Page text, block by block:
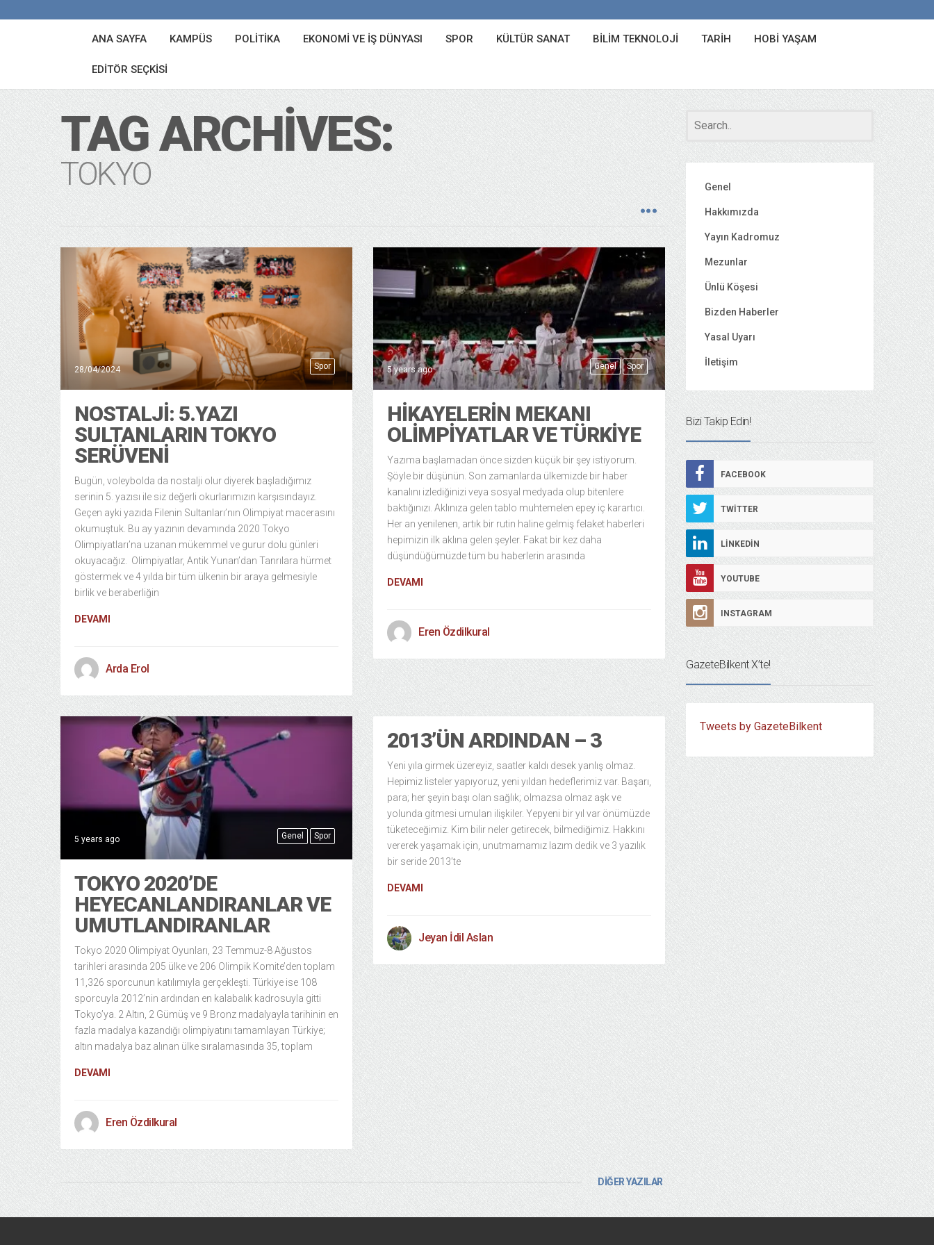
ANA SAYFA KAMPÜS POLITIKA EKONOMI VE İŞ DÜNYASI SPOR KÜLTÜR SANAT BILIM TEKNOLOJI TARIH HOBI YAŞAM
EDITÖR SEÇKISI
TAG ARCHIVES:
TOKYO
Spor
28/04/2024
NOSTALJİ: 5.YAZI
SULTANLARIN TOKYO
SERÜVENİ
Bugün, voleybolda da nostalji olur diyerek başladığımız
serinin 5. yazısı ile siz değerli okurlarımızın karşısındayız.
Geçen ayki yazıda Filenin Sultanları’nın Olimpiyat macerasını
okumuştuk. Bu ay yazının devamında 2020 Tokyo
Olimpiyatları’na uzanan mükemmel ve gurur dolu günleri
okuyacağız. Olimpiyatlar, Antik Yunan’dan Tanrılara hürmet
göstermek ve 4 yılda bir tüm ülkenin bir araya gelmesiyle
birlik ve beraberliğin
DEVAMI
Arda Erol
Genel Spor
5 years ago
HIKAYELERIN MEKANI
OLIMPIYATLAR VE TÜRKIYE
Yazıma başlamadan önce sizden küçük bir şey istiyorum.
Şöyle bir düşünün. Son zamanlarda ülkemizde bir haber
kanalını izlediğinizi veya sosyal medyada olup bitenlere
baktığınızı. Aklınıza gelen tablo muhtemelen epey iç karartıcı.
Her an yenilenen, artık bir rutin haline gelmiş felaket haberleri
hepimizin ilk aklına gelen şeyler. Fakat bir kez daha
düşündüğümüzde tüm bu haberlerin arasında
DEVAMI
Eren Özdilkural
Genel Spor
5 years ago
TOKYO 2020’DE
HEYECANLANDIRANLAR VE
UMUTLANDIRANLAR
Tokyo 2020 Olimpiyat Oyunları, 23 Temmuz-8 Ağustos
tarihleri arasında 205 ülke ve 206 Olimpik Komite’den toplam
11,326 sporcunun katılımıyla gerçekleşti. Türkiye ise 108
sporcuyla 2012’nin ardından en kalabalık kadrosuyla gitti
Tokyo’ya. 2 Altın, 2 Gümüş ve 9 Bronz madalyayla tarihinin en
fazla madalya kazandığı olimpiyatını tamamlayan Türkiye;
altın madalya baz alınan ülke sıralamasında 35, toplam
DEVAMI
Eren Özdilkural
2013’ÜN ARDINDAN – 3
Yeni yıla girmek üzereyiz, saatler kaldı desek yanlış olmaz.
Hepimiz listeler yapıyoruz, yeni yıldan hedeflerimiz var. Başarı,
para; her şeyin başı olan sağlık; olmazsa olmaz aşk ve
yolunda gitmesi umulan ilişkiler. Yepyeni bir yıl var önümüzde
tüketeceğimiz. Kim bilir neler getirecek, bilmediğimiz. Hakkını
vererek yaşamak için, unutmamamız lazım dedik ve 3 yazılık
bir seride 2013’te
DEVAMI
Jeyan İdil Aslan
DİĞER YAZILAR
Genel
Hakkımızda
Yayın Kadromuz
Mezunlar
Ünlü Köşesi
Bizden Haberler
Yasal Uyarı
İletişim
Bizi Takip Edin!
FACEBOOK
TWITTER
LINKEDIN
YOUTUBE
INSTAGRAM
GazeteBilkent X’te!
Tweets by GazeteBilkent